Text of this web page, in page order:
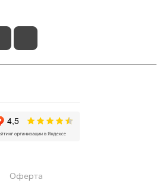
Оферта